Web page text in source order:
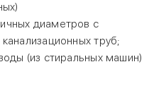
диаметров с
труб;
(из стиральных машин)